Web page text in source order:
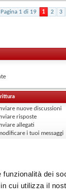
dei
cui utilizza il
Pagina 1 di 19 1 2 3
nuove discussioni
risposte
allegati
i tuoi messaggi
Contattaci Audi RS